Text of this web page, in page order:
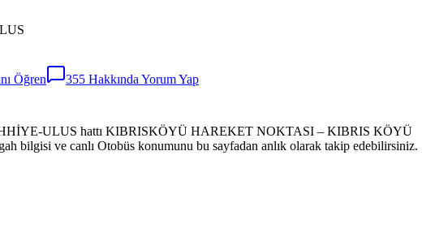
Öğren 355 Hakkında Yorum Yap
ULUS hattı KIBRISKÖYÜ HAREKET NOKTASI – KIBRIS KÖYÜ
bilgisi ve canlı Otobüs konumunu bu sayfadan anlık olarak takip edebilirsiniz.